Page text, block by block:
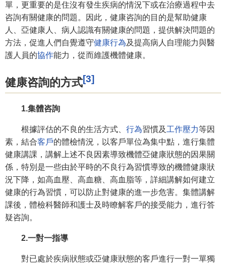
單，更重要的是住沒有發生疾病的情況下或在治療過程中去
咨詢有關健康的問題。因此，健康咨詢的目的是幫助健康
人、亞健康人、病人認識有關健康的問題，提供解決問題的
方法，促進人們自覺遵守健康行為及提高病人自理能力與醫
護人員的協作能力，從而維護機體健康。
健康咨詢的方式[3]
1.集體咨詢
根據評估的不良的生活方式、 行為習慣及 工作壓力等因
素，結合客戶的體檢情況，以客戶單位為集中點，進行集體
健康講課，講解上述不良因素導致機體亞健康狀態的因果關
係，特別是一些由於平時的不良行為習慣導致的機體健康狀
況下降，如高血壓、高血糖、高血脂等，詳細講解如何建立
健康的行為習慣，可以防止對健康的進一步危害。集體講解
課後，體檢科醫師和護士及時瞭解客戶的接受能力，進行答
疑咨詢。
2.一對一指導
對已處於疾病狀態或亞健康狀態的客戶進行一對一單獨